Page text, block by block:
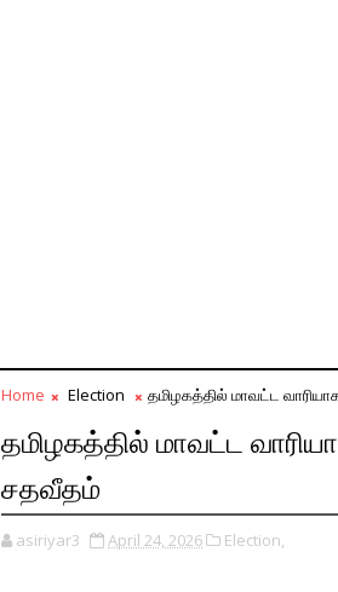
Home Election தமிழகத்தில் மாவட்ட
தமிழகத்தில் மாவட்ட
சதவீதம்
asiriyar3 April 24, 2026 Election,